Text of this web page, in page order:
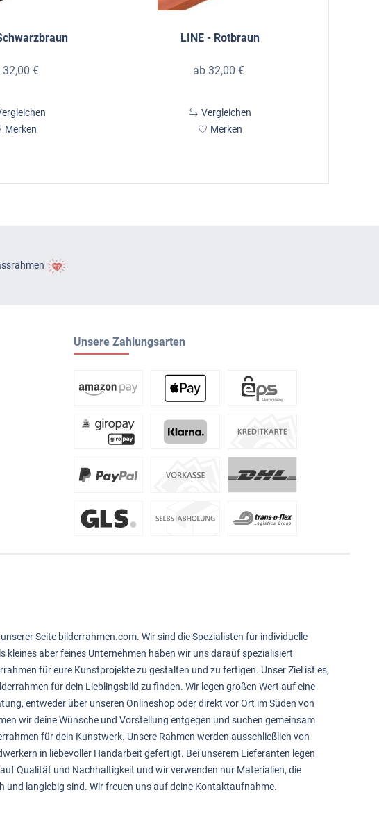
32,00 €
Merken
LINE - Rotbraun
ab 32,00 €
Vergleichen
Merken
Unsere Zahlungsarten
Seite bilderrahmen.com. Wir sind die Spezialisten für individuelle
kleines aber feines Unternehmen haben wir uns darauf spezialisiert
für eure Kunstprojekte zu gestalten und zu fertigen. Unser Ziel ist es,
für dein Lieblingsbild zu finden. Wir legen großen Wert auf eine
entweder über unseren Onlineshop oder direkt vor Ort im Süden von
wir deine Wünsche und Vorstellung entgegen und suchen gemeinsam
für dein Kunstwerk. Unsere Rahmen werden ausschließlich von
in liebevoller Handarbeit gefertigt. Bei unserem Lieferanten legen
Qualität und Nachhaltigkeit und wir verwenden nur Materialien, die
und langlebig sind. Wir freuen uns auf deine Kontaktaufnahme.